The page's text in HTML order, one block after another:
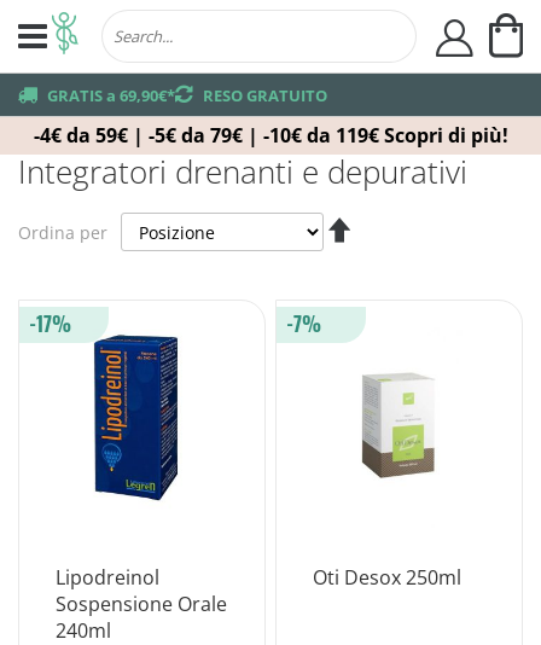
-4€ da 59€ | -5€ da 79€ | -10€ da 119€ Scopri di più!
truck GRATIS a 69,90€*returns RESO GRATUITO
user
Integratori drenanti e depurativi
Ordina per
Lipodreinol
Sospensione Orale
240ml
-17%
Oti Desox 250ml
-7%